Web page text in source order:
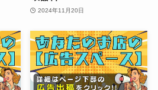
2024年11月20日